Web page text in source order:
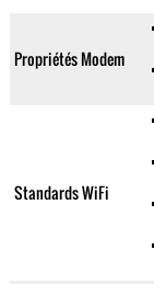
Propriétés Modem
Standards WiFi